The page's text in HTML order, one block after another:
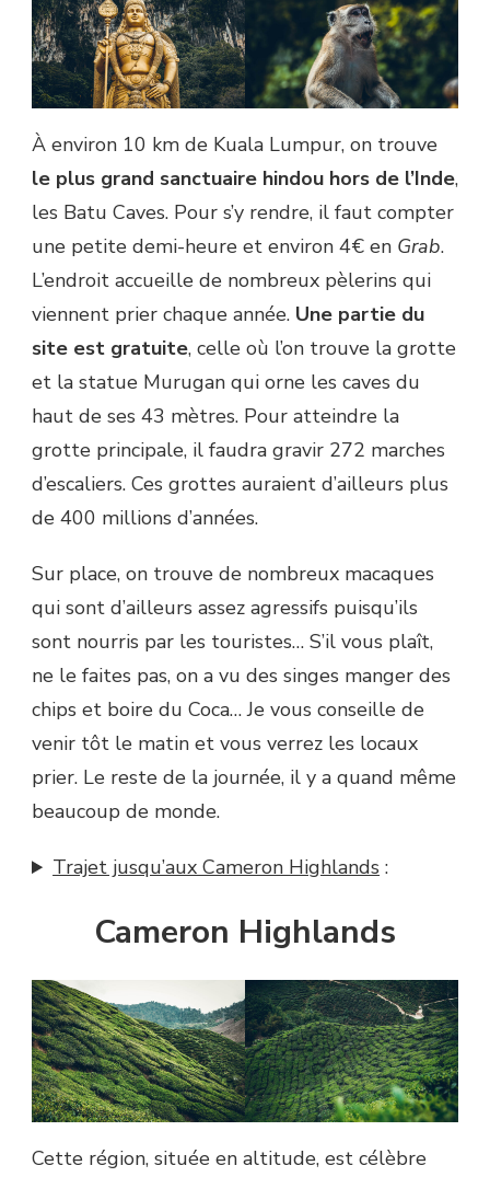
À environ 10 km de Kuala Lumpur, on trouve
le plus grand sanctuaire hindou hors de l’Inde,
les Batu Caves. Pour s’y rendre, il faut compter
une petite demi-heure et environ 4€ en Grab.
L’endroit accueille de nombreux pèlerins qui
viennent prier chaque année. Une partie du
site est gratuite, celle où l’on trouve la grotte
et la statue Murugan qui orne les caves du
haut de ses 43 mètres. Pour atteindre la
grotte principale, il faudra gravir 272 marches
d’escaliers. Ces grottes auraient d’ailleurs plus
de 400 millions d’années.
Sur place, on trouve de nombreux macaques
qui sont d’ailleurs assez agressifs puisqu’ils
sont nourris par les touristes… S’il vous plaît,
ne le faites pas, on a vu des singes manger des
chips et boire du Coca… Je vous conseille de
venir tôt le matin et vous verrez les locaux
prier. Le reste de la journée, il y a quand même
beaucoup de monde.
Trajet jusqu’aux Cameron Highlands :
Cameron Highlands
Cette région, située en altitude, est célèbre